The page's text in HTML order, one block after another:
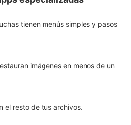
tienen menús simples y pasos
imágenes en menos de un
el resto de tus archivos.